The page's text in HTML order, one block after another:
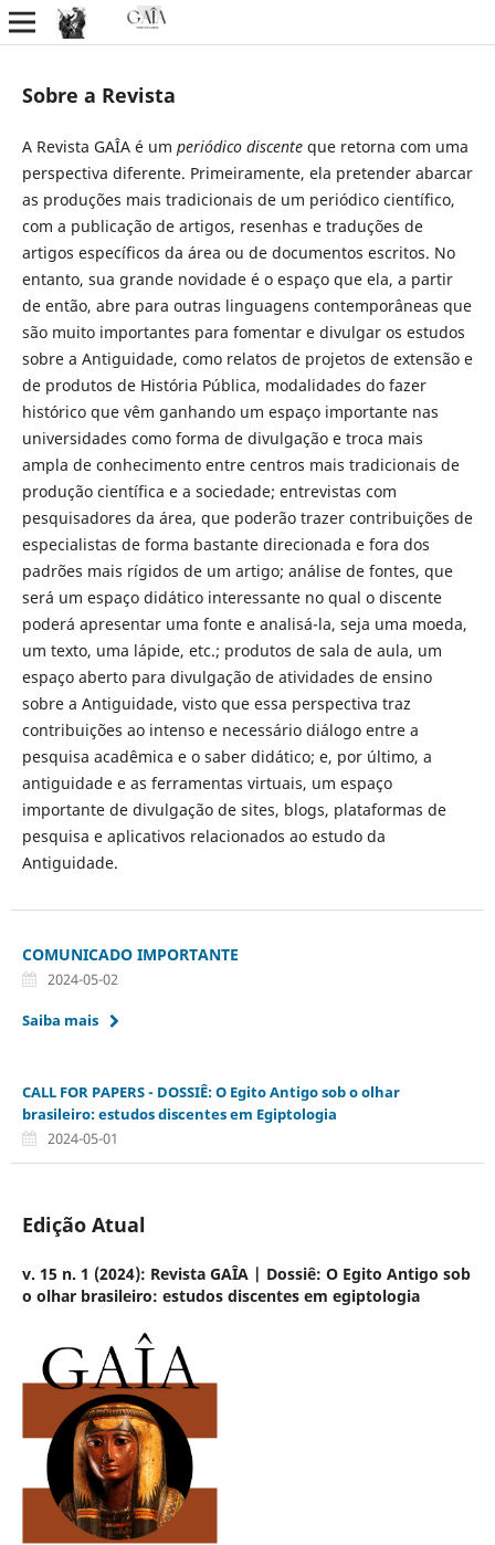
Sobre a Revista
A Revista GAÎA é um periódico discenteque retorna com uma
perspectiva diferente. Primeiramente, ela pretender abarcar
as produções mais tradicionais de um periódico científico,
com a publicação de artigos, resenhas e traduções de
artigos específicos da área ou de documentos escritos. No
entanto, sua grande novidade é o espaço que ela, a partir
de então, abre para outras linguagens contemporâneas que
são muito importantes para fomentar e divulgar os estudos
sobre a Antiguidade, como relatos de projetos de extensão e
de produtos de História Pública, modalidades do fazer
histórico que vêm ganhando um espaço importante nas
universidades como forma de divulgação e troca mais
ampla de conhecimento entre centros mais tradicionais de
produção científica e a sociedade; entrevistas com
pesquisadores da área, que poderão trazer contribuições de
especialistas de forma bastante direcionada e fora dos
padrões mais rígidos de um artigo; análise de fontes, que
será um espaço didático interessante no qual o discente
poderá apresentar uma fonte e analisá-la, seja uma moeda,
um texto, uma lápide, etc.; produtos de sala de aula, um
espaço aberto para divulgação de atividades de ensino
sobre a Antiguidade, visto que essa perspectiva traz
contribuições ao intenso e necessário diálogo entre a
pesquisa acadêmica e o saber didático; e, por último, a
antiguidade e as ferramentas virtuais, um espaço
importante de divulgação de sites, blogs, plataformas de
pesquisa e aplicativos relacionados ao estudo da
Antiguidade.
COMUNICADO IMPORTANTE
2024-05-02
Saiba mais
CALL FOR PAPERS - DOSSIÊ: O Egito Antigo sob o olhar
brasileiro: estudos discentes em Egiptologia
2024-05-01
Edição Atual
v. 15 n. 1 (2024): Revista GAÎA | Dossiê: O Egito Antigo sob
o olhar brasileiro: estudos discentes em egiptologia